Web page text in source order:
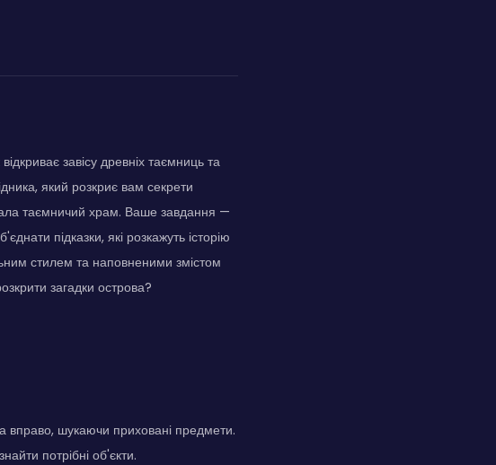
завісу древніх таємниць та
який розкриє вам секрети
таємничий храм. Ваше завдання —
підказки, які розкажуть історію
стилем та наповненими змістом
загадки острова?
вправо, шукаючи приховані предмети.
потрібні об'єкти.